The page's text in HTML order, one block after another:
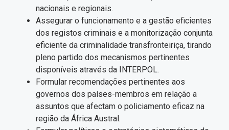
nacionais e regionais.
Assegurar o funcionamento e a gestão eficientes
dos registos criminais e a monitorização conjunta
eficiente da criminalidade transfronteiriça, tirando
pleno partido dos mecanismos pertinentes
disponíveis através da INTERPOL.
Formular recomendações pertinentes aos
governos dos países-membros em relação a
assuntos que afectam o policiamento eficaz na
região da África Austral.